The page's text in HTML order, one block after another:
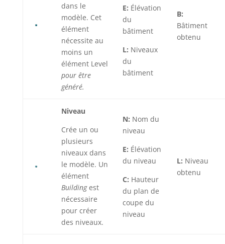
dans le
modèle. Cet
élément
nécessite au
moins un
élément Level
pour être
généré.
E: Élévation
du
bâtiment
L: Niveaux
du
bâtiment
B:
Bâtiment
obtenu
Niveau
Crée un ou
plusieurs
niveaux dans
le modèle. Un
élément
Buildingest
nécessaire
pour créer
des niveaux.
N: Nom du
niveau
E: Élévation
du niveau
C: Hauteur
du plan de
coupe du
niveau
L: Niveau
obtenu